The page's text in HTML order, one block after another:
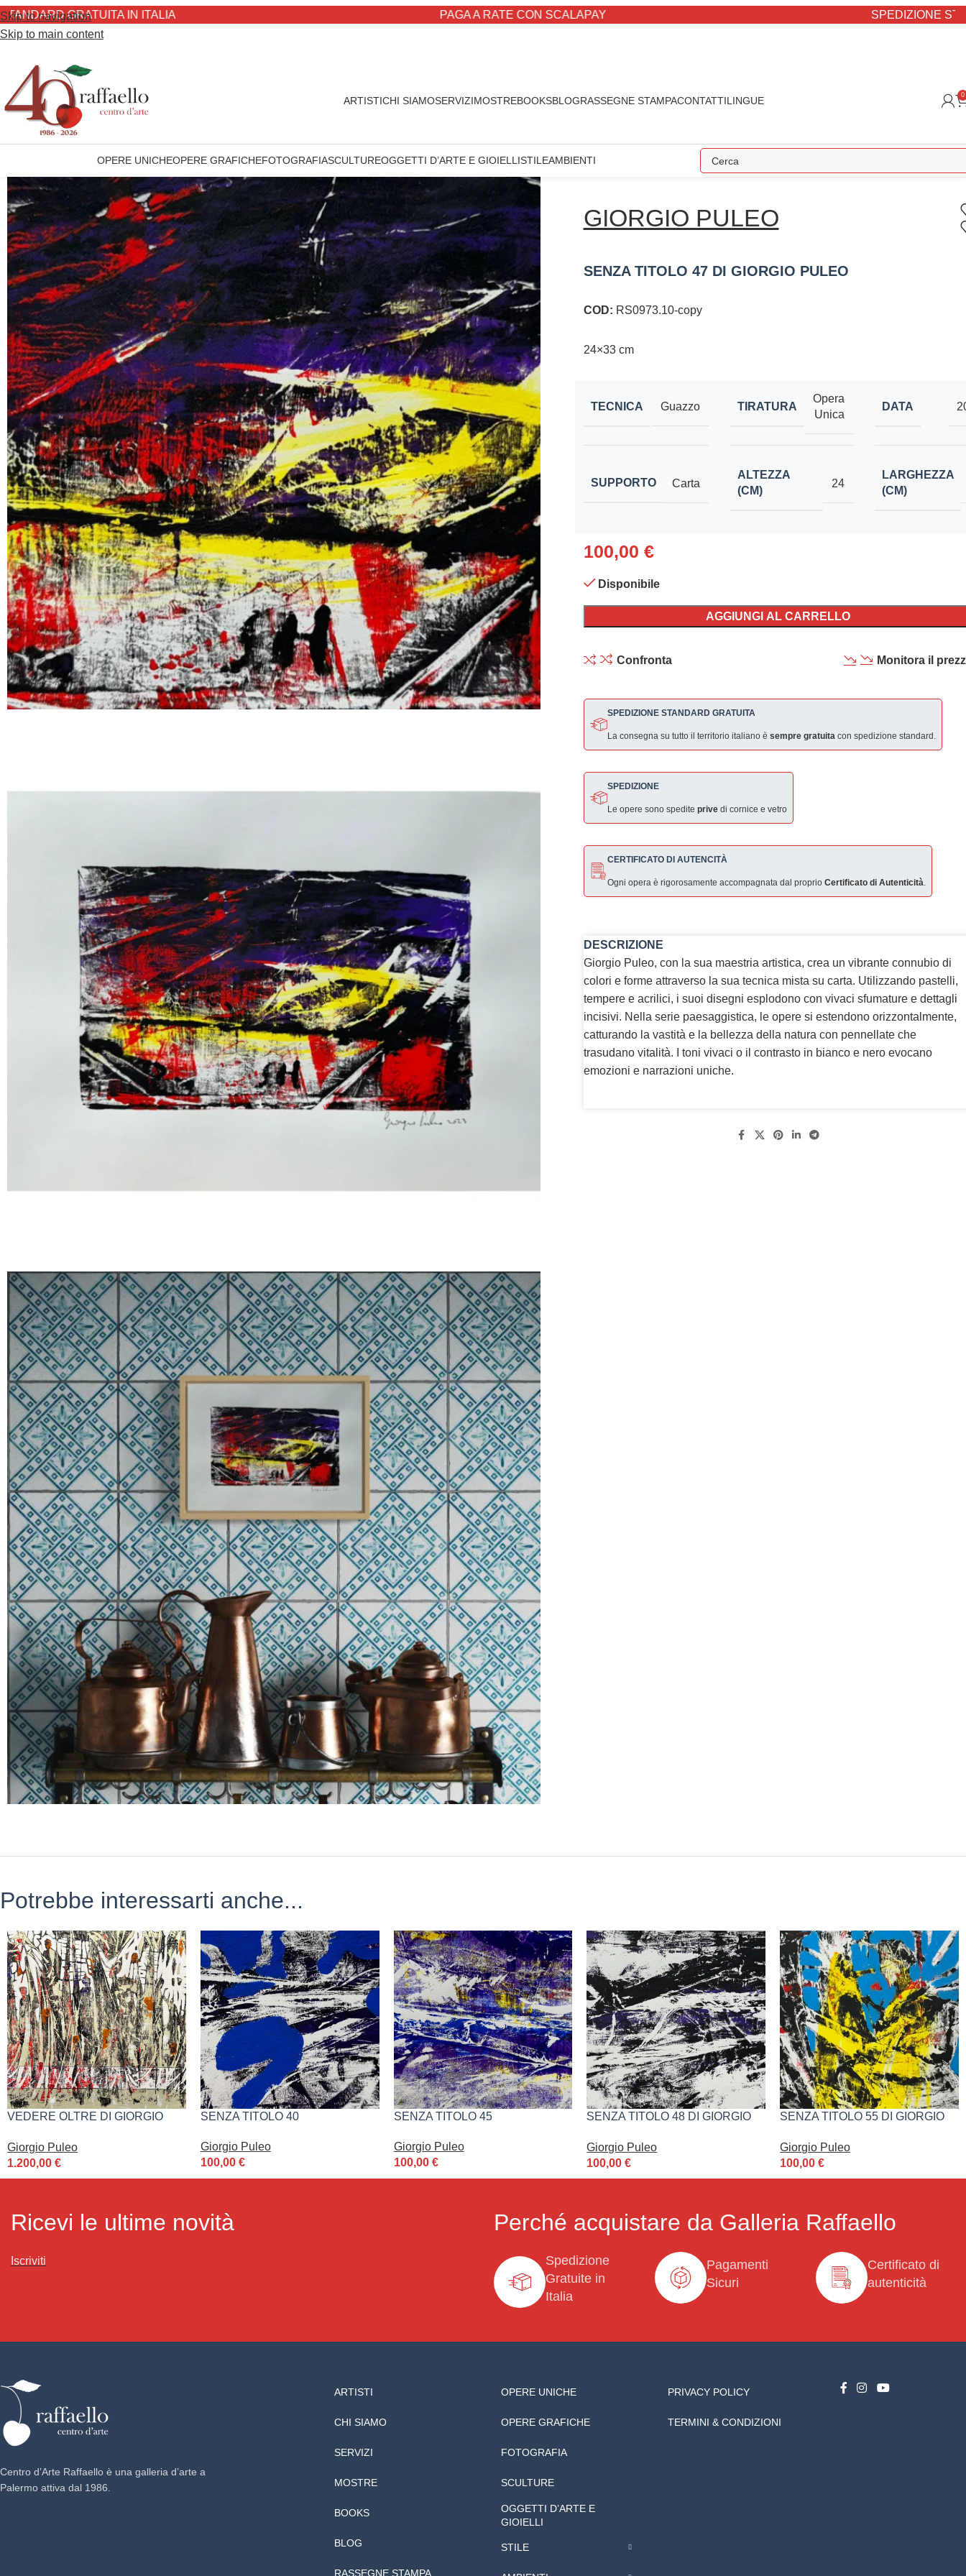
Skip to navigation
Skip to main content
GRATUITA IN ITALIA PAGA A RATE CON SCALAPAY SPEDIZIONE
ARTISTICHI SIAMOSERVIZIMOSTREBOOKSBLOGRASSEGNE STAMPACONTATTILINGUE 0
OPERE UNICHEOPERE GRAFICHEFOTOGRAFIASCULTUREOGGETTI D’ARTE E GIOIELLISTILEAMBIENTI
GIORGIO PULEO
SENZA TITOLO 47 DI GIORGIO PULEO
COD: RS0973.10-copy
24×33 cm
TECNICA Guazzo TIRATURA
Opera
Unica
DATA
SUPPORTO Carta
ALTEZZA
(CM)
24
LARGHEZZA
(CM)
100,00 €
Disponibile
AGGIUNGI AL CARRELLO
Confronta Monitora il
SPEDIZIONE STANDARD GRATUITA
La consegna su tutto il territorio italiano è sempre gratuita con spedizione standard.
SPEDIZIONE
Le opere sono spedite privedi cornice e vetro
CERTIFICATO DI AUTENCITÀ
Ogni opera è rigorosamente accompagnata dal proprio Certificato di Autenticità.
DESCRIZIONE
Giorgio Puleo, con la sua maestria artistica, crea un vibrante connubio di
colori e forme attraverso la sua tecnica mista su carta. Utilizzando pastelli,
tempere e acrilici, i suoi disegni esplodono con vivaci sfumature e dettagli
incisivi. Nella serie paesaggistica, le opere si estendono orizzontalmente,
catturando la vastità e la bellezza della natura con pennellate che
trasudano vitalità. I toni vivaci o il contrasto in bianco e nero evocano
emozioni e narrazioni uniche.
Potrebbe interessarti anche...
VEDERE OLTRE DI GIORGIO
Giorgio Puleo
1.200,00 €
SENZA TITOLO 40
Giorgio Puleo
100,00 €
SENZA TITOLO 45
Giorgio Puleo
100,00 €
SENZA TITOLO 48 DI GIORGIO
Giorgio Puleo
100,00€
SENZA TITOLO 55 DI GIORGIO
Giorgio Puleo
100,00€
Ricevi le ultime novità
Iscriviti
Perché acquistare da Galleria Raffaello
Spedizione
Gratuite in
Italia
Pagamenti
Sicuri
Certificato di
autenticità
Centro d’Arte Raffaello è una galleria d’arte a
Palermo attiva dal 1986.
ARTISTI
CHI SIAMO
SERVIZI
MOSTRE
BOOKS
BLOG
RASSEGNE STAMPA
OPERE UNICHE
OPERE GRAFICHE
FOTOGRAFIA
SCULTURE
OGGETTI D’ARTE E
GIOIELLI
STILE
PRIVACY POLICY
TERMINI & CONDIZIONI